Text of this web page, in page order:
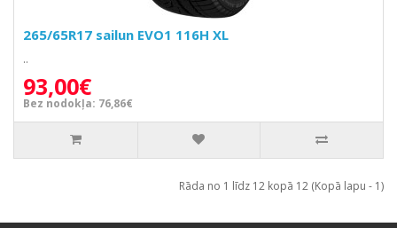
265/65R17 sailun EVO1 116H XL
..
93,00€
Bez nodokļa: 76,86€
Rāda no 1 līdz 12 kopā 12 (Kopā lapu - 1)